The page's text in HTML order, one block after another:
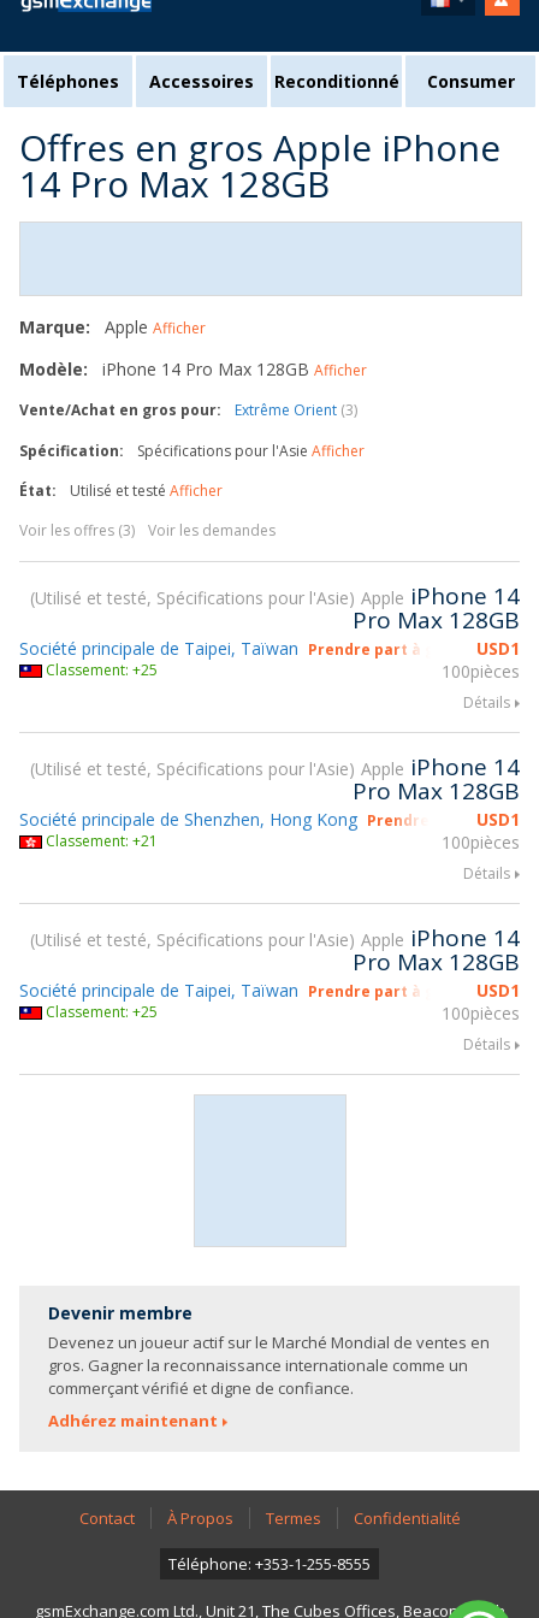
Téléphones Accessoires Reconditionné Consumer
Offres en gros Apple iPhone
14 Pro Max 128GB
Marque: Apple Afficher
Modèle: iPhone 14 Pro Max 128GB Afficher
Vente/Achat en gros pour:
Extrême Orient (3)
Spécification:
Spécifications pour l'Asie Afficher
État:
Utilisé et testé Afficher
Voir les offres (3)
Voir les demandes
Utilisé et testé, Spécifications pour l'Asie Apple iPhone 14
Pro Max 128GB
USD1
100pièces
Société principale de Taipei, Taïwan Prendre part à gsmX Hong
Classement: +25
Détails
Utilisé et testé, Spécifications pour l'Asie Apple iPhone 14
Pro Max 128GB
USD1
100pièces
Société principale de Shenzhen, Hong Kong Prendre part à gsmX
Classement: +21
Détails
Utilisé et testé, Spécifications pour l'Asie Apple iPhone 14
Pro Max 128GB
USD1
100pièces
Société principale de Taipei, Taïwan Prendre part à gsmX Hong
Classement: +25
Détails
Devenir membre
Devenez un joueur actif sur le Marché Mondial de ventes en
gros. Gagner la reconnaissance internationale comme un
commerçant vérifié et digne de confiance.
Adhérez maintenant
Contact À Propos Termes Confidentialité
Téléphone: +353-1-255-8555
gsmExchange.com Ltd., Unit 21, The Cubes Offices, Beacon South